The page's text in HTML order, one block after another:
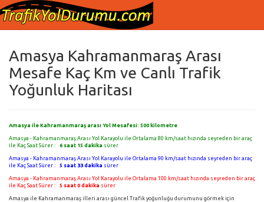
Amasya Kahramanmaraş Arası
Mesafe Kaç Km ve Canlı Trafik
Yoğunluk Haritası
Amasya ile Kahramanmaraş arası Yol Mesafesi: 500 kilometre
Amasya - Kahramanmaraş Arası Yol Karayolu ile Ortalama 80 km/saat hızında seyreden bir araç
ile Kaç Saat Sürer :
6 saat 15 dakika sürer
Amasya - Kahramanmaraş Arası Yol Karayolu ile Ortalama 90 km/saat hızında seyreden bir araç
ile Kaç Saat Sürer :
5 saat 33 dakika sürer
Amasya - Kahramanmaraş Arası Yol Karayolu ile Ortalama 100 km/saat hızında seyreden bir araç
ile Kaç Saat Sürer :
5 saat 0 dakika sürer
Amasya ile Kahramanmaraş illeri arası güncel Trafik yoğunluğu durumunu görmek için